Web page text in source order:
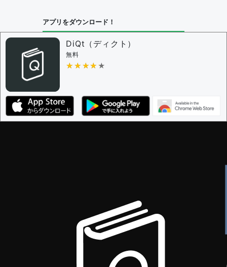
問題の編集権限を持つユーザー -
審査に対する投票権限を持つユーザー -
ザー
決定に必要な投票数 -
編集ガイドライン
アプリをダウンロード！
DiQt（ディクト）
無料
★★★★★
★★★★★